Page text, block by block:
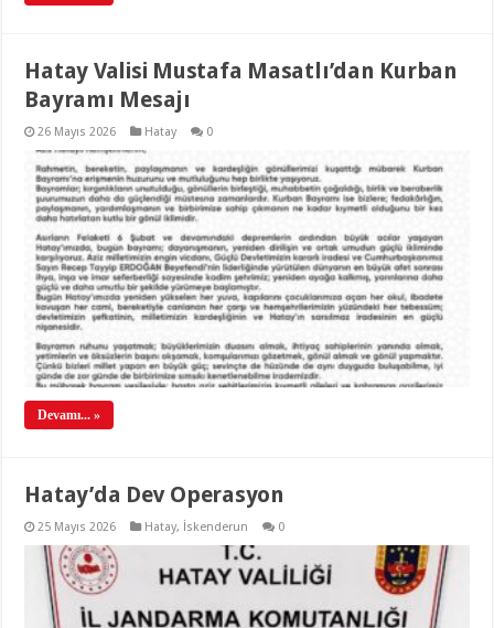
Hatay Valisi Mustafa Masatlı’dan Kurban
Bayramı Mesajı
26 Mayıs 2026 Hatay 0
Devamı... »
Hatay’da Dev Operasyon
25 Mayıs 2026 Hatay, İskenderun 0